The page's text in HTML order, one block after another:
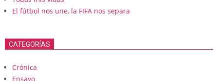
El fútbol nos une, la FIFA nos separa
CATEGORÍAS
Crónica
Ensayo